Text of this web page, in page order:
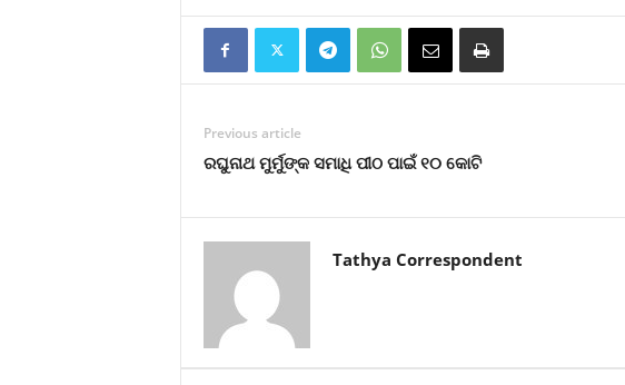
Previous article
ରଘୁନାଥ ମୁର୍ମୁଙ୍କ ସମାଧି ପୀଠ ପାଇଁ ୧୦ କୋଟି
Tathya Correspondent